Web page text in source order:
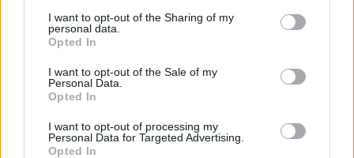
I want to opt-out of the Sharing of my
personal data.
Opted In
I want to opt-out of the Sale of my
Personal Data.
Opted In
I want to opt-out of processing my
Personal Data for Targeted Advertising.
Opted In
στην Κέρκυρα: «Θα σηκωθώ πιο
Ο ηθοποιός και χορευτής μοιράστηκε
Φοβερή ιστορία στον ΟΦΗ: